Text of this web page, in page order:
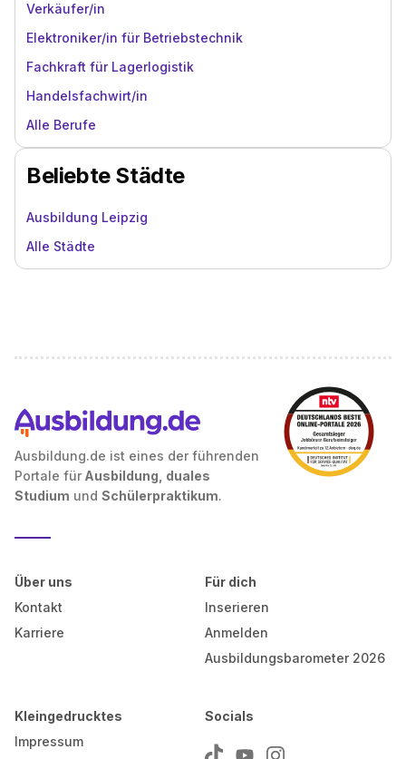
Verkäufer/in
Elektroniker/in für Betriebstechnik
Fachkraft für Lagerlogistik
Handelsfachwirt/in
Alle Berufe
Beliebte Städte
Ausbildung Leipzig
Alle Städte
Ausbildung.de ist eines der führenden
Portale für Ausbildung, duales
Studium und Schülerpraktikum.
Über uns
Kontakt
Karriere
Für dich
Inserieren
Anmelden
Ausbildungsbarometer 2026
Kleingedrucktes
Impressum
Socials